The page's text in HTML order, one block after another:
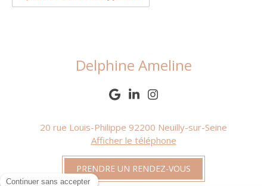
Delphine Ameline
20 rue Louis-Philippe 92200 Neuilly-sur-Seine
Afficher le téléphone
PRENDRE UN RENDEZ-VOUS